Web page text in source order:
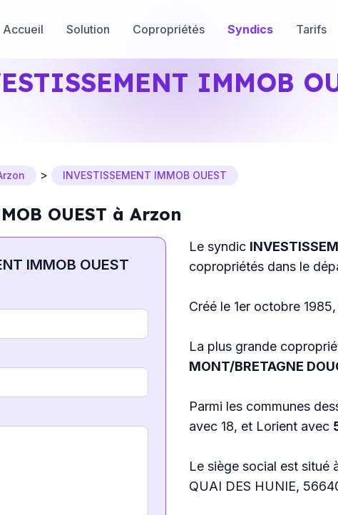
Accueil Solution Copropriétés Syndics Tarifs
IMMOB
> INVESTISSEMENT IMMOB OUEST
OUEST à Arzon
IMMOB OUEST
Le syndic
copropriétés dans le
Créé le 1er octobre
La plus grande
MONT/BRETAGNE
Parmi les communes
avec 18, et Lorient avec
Le siège social est situé
QUAI DES HUNIE,